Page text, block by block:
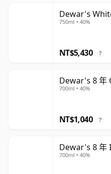
Dewar's
750ml • 40%
NT$5,430 ?
Dewar's 8 年
700ml • 40%
NT$1,040 ?
Dewar's 8 年
700ml • 40%